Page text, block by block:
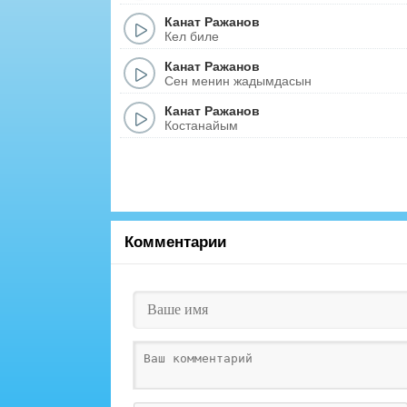
Канат Ражанов
Кел биле
Канат Ражанов
Сен менин жадымдасын
Канат Ражанов
Костанайым
Комментарии